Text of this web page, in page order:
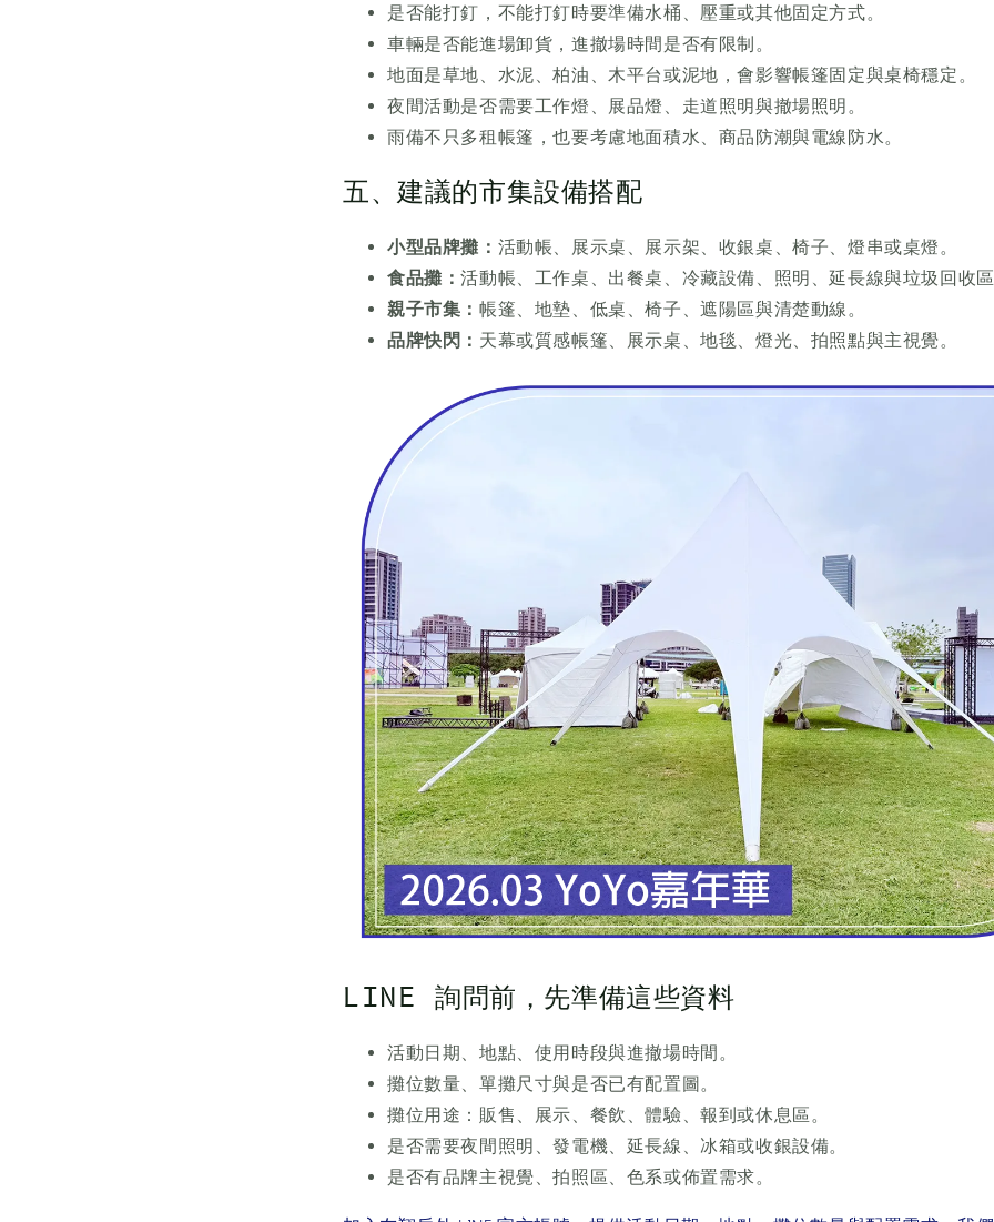
是否能打釘，不能打釘時要準備水桶、壓重或其他固定方式。
車輛是否能進場卸貨，進撤場時間是否有限制。
地面是草地、水泥、柏油、木平台或泥地，會影響帳篷固定與桌椅穩定。
夜間活動是否需要工作燈、展品燈、走道照明與撤場照明。
雨備不只多租帳篷，也要考慮地面積水、商品防潮與電線防水。
五、建議的市集設備搭配
小型品牌攤： 活動帳、展示桌、展示架、收銀桌、椅子、燈串或桌燈。
食品攤：活動帳、工作桌、出餐桌、冷藏設備、照明、延長線與垃圾回收
親子市集： 帳篷、地墊、低桌、椅子、遮陽區與清楚動線。
品牌快閃： 天幕或質感帳篷、展示桌、地毯、燈光、拍照點與主視覺。
LINE 詢問前，先準備這些資料
活動日期、地點、使用時段與進撤場時間。
攤位數量、單攤尺寸與是否已有配置圖。
攤位用途：販售、展示、餐飲、體驗、報到或休息區。
是否需要夜間照明、發電機、延長線、冰箱或收銀設備。
是否有品牌主視覺、拍照區、色系或佈置需求。